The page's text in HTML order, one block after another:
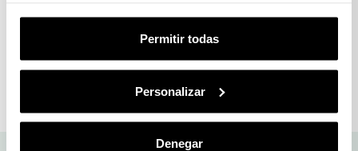
Permitir todas
Personalizar
Denegar
gratis
48/72h